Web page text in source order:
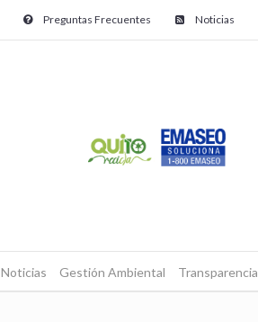
Preguntas Frecuentes Noticias
Noticias Gestión Ambiental Transparencia